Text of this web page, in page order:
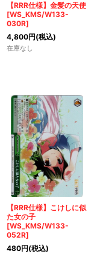
【RRR仕様】金髪の天使
[WS_KMS/W133-
030R]
4,800円(税込)
在庫なし
【RRR仕様】こけしに似
た女の子
[WS_KMS/W133-
052R]
480円(税込)